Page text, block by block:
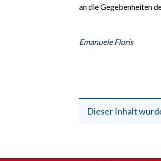
an die Gegebenheiten
Emanuele Floris
Dieser Inhalt